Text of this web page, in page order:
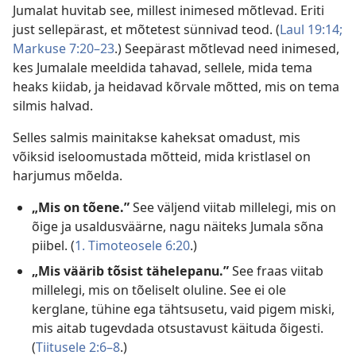
Jumalat huvitab see, millest inimesed mõtlevad. Eriti
just sellepärast, et mõtetest sünnivad teod. (Laul 19:14;
Markuse 7:20–23.) Seepärast mõtlevad need inimesed,
kes Jumalale meeldida tahavad, sellele, mida tema
heaks kiidab, ja heidavad kõrvale mõtted, mis on tema
silmis halvad.
Selles salmis mainitakse kaheksat omadust, mis
võiksid iseloomustada mõtteid, mida kristlasel on
harjumus mõelda.
„Mis on tõene.”See väljend viitab millelegi, mis on
õige ja usaldusväärne, nagu näiteks Jumala sõna
piibel. (1. Timoteosele 6:20.)
„Mis väärib tõsist tähelepanu.”See fraas viitab
millelegi, mis on tõeliselt oluline. See ei ole
kerglane, tühine ega tähtsusetu, vaid pigem miski,
mis aitab tugevdada otsustavust käituda õigesti.
(Tiitusele 2:6–8.)